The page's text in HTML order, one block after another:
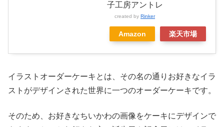
子工房アントレ
created by Rinker
Amazon 楽天市場
イラストオーダーケーキとは、その名の通りお好きなイラ
ストがデザインされた世界に一つのオーダーケーキです。
そのため、お好きなちいかわの画像をケーキにデザインで